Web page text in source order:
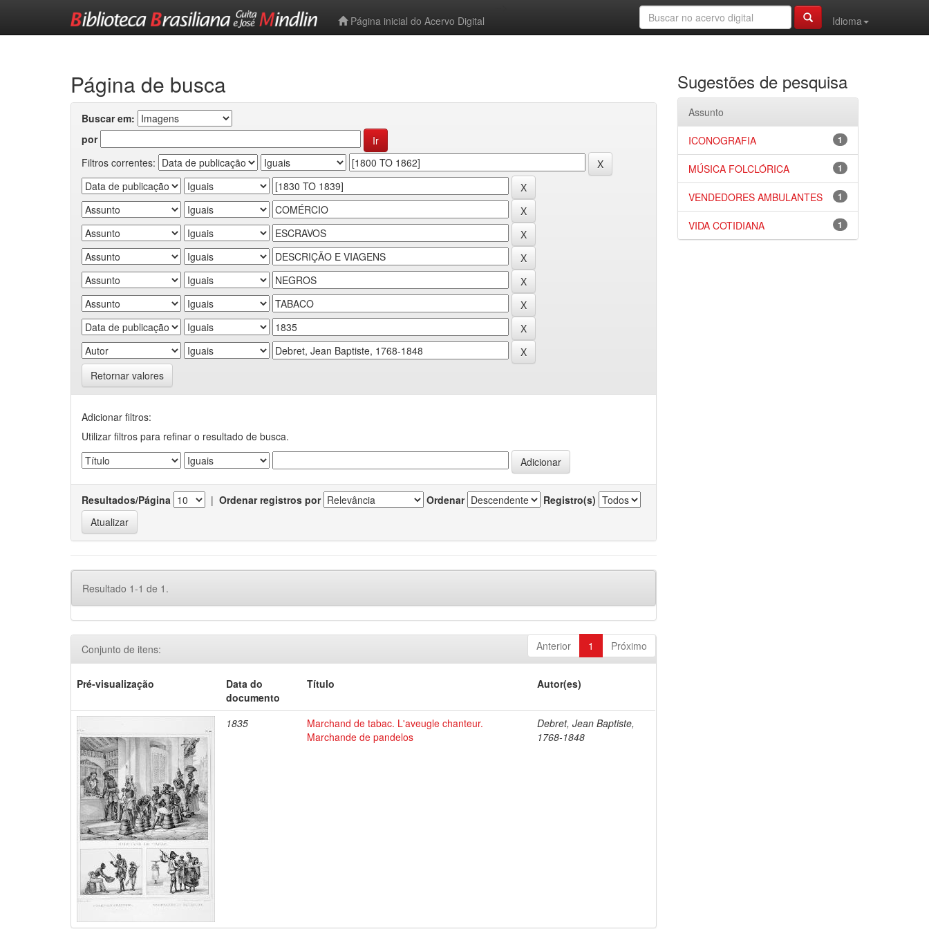
Página inicial do Acervo Digital
Idioma
Página de busca
Buscar em:
por
Filtros correntes:
Retornar valores
Adicionar filtros:
Utilizar filtros para refinar o resultado de busca.
Resultados/Página | Ordenar registros por Ordenar Registro(s)
Resultado 1-1 de 1.
Anterior 1 Próximo
Conjunto de itens:
Pré-visualização
Data do
documento
Título Autor(es)
1835
Marchand de tabac. L'aveugle chanteur.
Marchande de pandelos
Debret, Jean Baptiste,
1768-1848
Sugestões de pesquisa
Assunto
1
ICONOGRAFIA
1
MÚSICA FOLCLÓRICA
1
VENDEDORES AMBULANTES
1
VIDA COTIDIANA